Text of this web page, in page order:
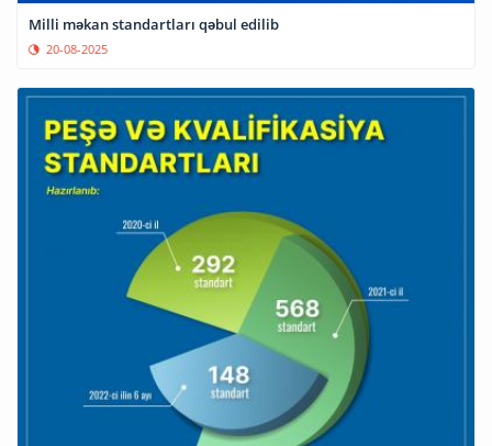
Milli məkan standartları qəbul edilib
20-08-2025